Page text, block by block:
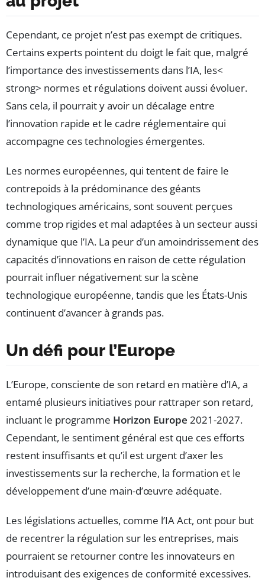
Cependant, ce projet n’est pas exempt de critiques.
Certains experts pointent du doigt le fait que, malgré
l’importance des investissements dans l’IA, les<
strong> normes et régulations doivent aussi évoluer.
Sans cela, il pourrait y avoir un décalage entre
l’innovation rapide et le cadre réglementaire qui
accompagne ces technologies émergentes.
Les normes européennes, qui tentent de faire le
contrepoids à la prédominance des géants
technologiques américains, sont souvent perçues
comme trop rigides et mal adaptées à un secteur aussi
dynamique que l’IA. La peur d’un amoindrissement des
capacités d’innovations en raison de cette régulation
pourrait influer négativement sur la scène
technologique européenne, tandis que les États-Unis
continuent d’avancer à grands pas.
Un défi pour l’Europe
L’Europe, consciente de son retard en matière d’IA, a
entamé plusieurs initiatives pour rattraper son retard,
incluant le programme Horizon Europe 2021-2027.
Cependant, le sentiment général est que ces efforts
restent insuffisants et qu’il est urgent d’axer les
investissements sur la recherche, la formation et le
développement d’une main-d’œuvre adéquate.
Les législations actuelles, comme l’IA Act, ont pour but
de recentrer la régulation sur les entreprises, mais
pourraient se retourner contre les innovateurs en
introduisant des exigences de conformité excessives.